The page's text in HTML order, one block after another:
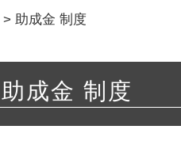
> 助成金 制度
助成金 制度